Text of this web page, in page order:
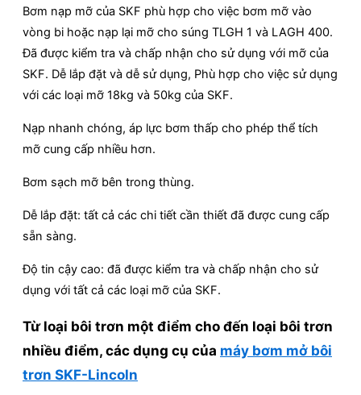
Bơm nạp mỡ của SKF phù hợp cho việc bơm mỡ vào
vòng bi hoặc nạp lại mỡ cho súng TLGH 1 và LAGH 400.
Đã được kiểm tra và chấp nhận cho sử dụng với mỡ của
SKF. Dễ lắp đặt và dễ sử dụng, Phù hợp cho việc sử dụng
với các loại mỡ 18kg và 50kg của SKF.
Nạp nhanh chóng, áp lực bơm thấp cho phép thể tích
mỡ cung cấp nhiều hơn.
Bơm sạch mỡ bên trong thùng.
Dễ lắp đặt: tất cả các chi tiết cần thiết đã được cung cấp
sẵn sàng.
Độ tin cậy cao: đã được kiểm tra và chấp nhận cho sử
dụng với tất cả các loại mỡ của SKF.
Từ loại bôi trơn một điểm cho đến loại bôi trơn
nhiều điểm, các dụng cụ của máy bơm mở bôi
trơn SKF-Lincoln